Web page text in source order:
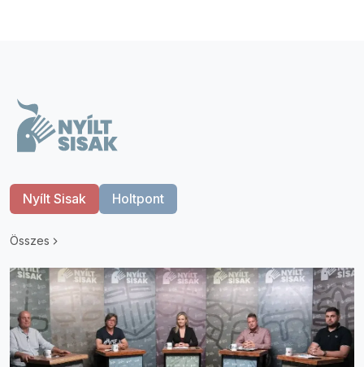
Nyílt Sisak Holtpont
Összes